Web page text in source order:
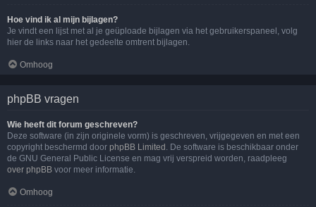
Hoe vind ik al mijn bijlagen?
Je vindt een lijst met al je geüploade bijlagen via het gebruikerspaneel, volg
hier de links naar het gedeelte omtrent bijlagen.
Omhoog
phpBB vragen
Wie heeft dit forum geschreven?
Deze software (in zijn originele vorm) is geschreven, vrijgegeven en met een
copyright beschermd door phpBB Limited . De software is beschikbaar onder
de GNU General Public License en mag vrij verspreid worden, raadpleeg
over phpBB voor meer informatie.
Omhoog